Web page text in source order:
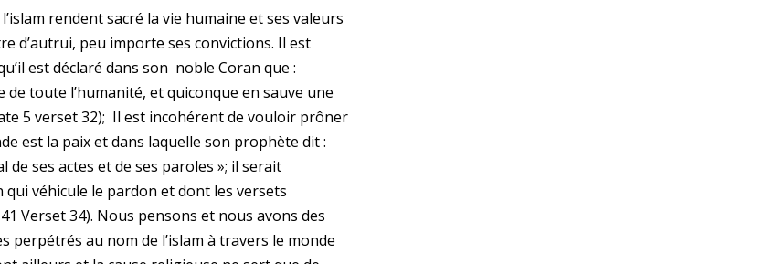
rendent sacré la vie humaine et ses valeurs
d’autrui, peu importe ses convictions. Il est
est déclaré dans son noble Coran que :
toute l’humanité, et quiconque en sauve une
5 verset 32); Il est incohérent de vouloir prôner
est la paix et dans laquelle son prophète dit :
de ses actes et de ses paroles »; il serait
véhicule le pardon et dont les versets
Verset 34). Nous pensons et nous avons des
perpétrés au nom de l’islam à travers le monde